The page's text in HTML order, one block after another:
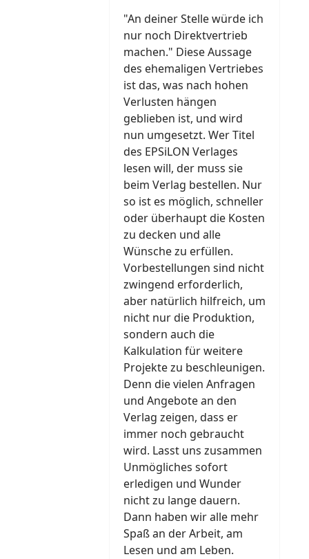
"An deiner Stelle würde ich
nur noch Direktvertrieb
machen." Diese Aussage
des ehemaligen Vertriebes
ist das, was nach hohen
Verlusten hängen
geblieben ist, und wird
nun umgesetzt. Wer Titel
des EPSiLON Verlages
lesen will, der muss sie
beim Verlag bestellen. Nur
so ist es möglich, schneller
oder überhaupt die Kosten
zu decken und alle
Wünsche zu erfüllen.
Vorbestellungen sind nicht
zwingend erforderlich,
aber natürlich hilfreich, um
nicht nur die Produktion,
sondern auch die
Kalkulation für weitere
Projekte zu beschleunigen.
Denn die vielen Anfragen
und Angebote an den
Verlag zeigen, dass er
immer noch gebraucht
wird. Lasst uns zusammen
Unmögliches sofort
erledigen und Wunder
nicht zu lange dauern.
Dann haben wir alle mehr
Spaß an der Arbeit, am
Lesen und am Leben.